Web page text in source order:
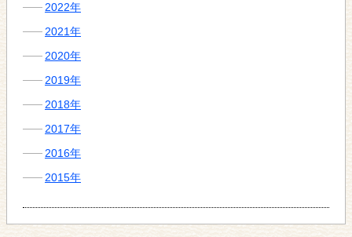
2022年
2021年
2020年
2019年
2018年
2017年
2016年
2015年